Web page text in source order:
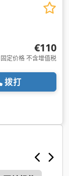
€110
固定价格 不含增值税
拨打